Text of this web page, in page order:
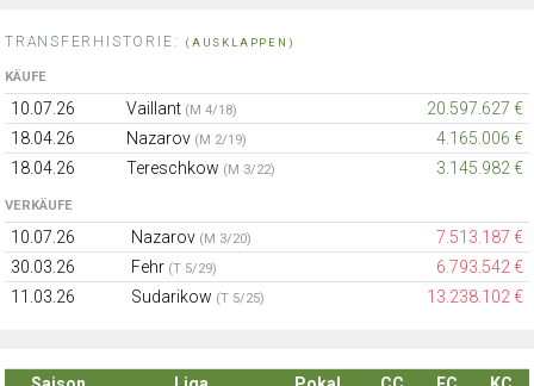
TRANSFERHISTORIE: (AUSKLAPPEN)
KÄUFE
10.07.26 Vaillant (M 4/18)
20.597.627 €
18.04.26
Nazarov (M 2/19)
4.165.006 €
18.04.26
Tereschkow (M 3/22) 3.145.982 €
VERKÄUFE
10.07.26 Nazarov (M 3/20)
7.513.187 €
30.03.26
Fehr (T 5/29)
6.793.542 €
11.03.26
Sudarikow (T 5/25) 13.238.102 €